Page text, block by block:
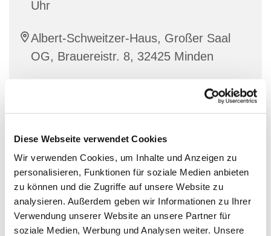
Diese Webseite verwendet Cookies
Wir verwenden Cookies, um Inhalte und Anzeigen zu
personalisieren, Funktionen für soziale Medien anbieten
zu können und die Zugriffe auf unsere Website zu
analysieren. Außerdem geben wir Informationen zu Ihrer
Verwendung unserer Website an unsere Partner für
soziale Medien, Werbung und Analysen weiter. Unsere
Uhr
Albert-Schweitzer-Haus, Großer Saal
OG, Brauereistr. 8, 32425 Minden